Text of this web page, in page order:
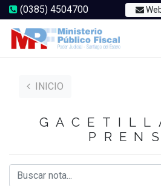
(0385) 4504700
INICIO